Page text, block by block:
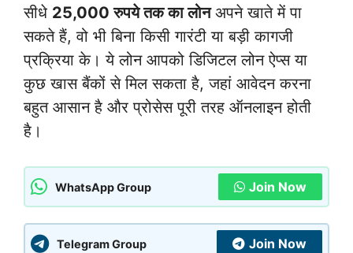
सीधे 25,000 रुपये तक का लोनअपने खाते में पा
सकते हैं, वो भी बिना किसी गारंटी या बड़ी कागजी
प्रक्रिया के। ये लोन आपको डिजिटल लोन ऐप्स या
कुछ खास बैंकों से मिल सकता है, जहां आवेदन करना
बहुत आसान है और प्रोसेस पूरी तरह ऑनलाइन होती
है।
WhatsApp Group Join Now
Telegram Group Join Now